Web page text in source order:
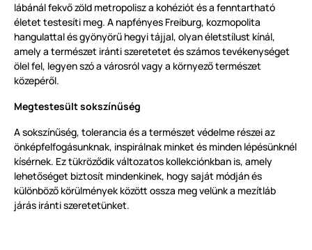
lábánál fekvő zöld metropolisz a kohéziót és a fenntartható
életet testesíti meg. A napfényes Freiburg, kozmopolita
hangulattal és gyönyörű hegyi tájjal, olyan életstílust kínál,
amely a természet iránti szeretetet és számos tevékenységet
ölel fel, legyen szó a városról vagy a környező természet
közepéről.
Megtestesült sokszínűség
A sokszínűség, tolerancia és a természet védelme részei az
önképfelfogásunknak, inspirálnak minket és minden lépésünknél
kísérnek. Ez tükröződik változatos kollekciónkban is, amely
lehetőséget biztosít mindenkinek, hogy saját módján és
különböző körülmények között ossza meg velünk a mezítláb
járás iránti szeretetünket.